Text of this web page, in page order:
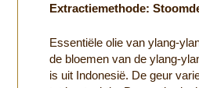
Extractiemethode:
Essentiële olie van ylang-
de bloemen van de ylang-
is uit Indonesië. De geur